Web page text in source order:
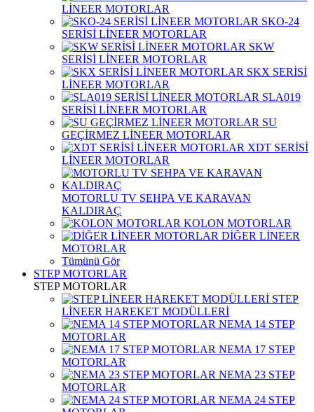
LİNEER MOTORLAR
SKO-24
SERİSİ LİNEER MOTORLAR
SKW
SERİSİ LİNEER MOTORLAR
SKX SERİSİ
LİNEER MOTORLAR
SLA019
SERİSİ LİNEER MOTORLAR
SU
GEÇİRMEZ LİNEER MOTORLAR
XDT SERİSİ
LİNEER MOTORLAR
MOTORLU TV SEHPA VE KARAVAN
KALDIRAÇ
KOLON MOTORLAR
DİĞER LİNEER
MOTORLAR
Tümünü Gör
STEP MOTORLAR
STEP MOTORLAR
STEP
LİNEER HAREKET MODÜLLERİ
NEMA 14 STEP
MOTORLAR
NEMA 17 STEP
MOTORLAR
NEMA 23 STEP
MOTORLAR
NEMA 24 STEP